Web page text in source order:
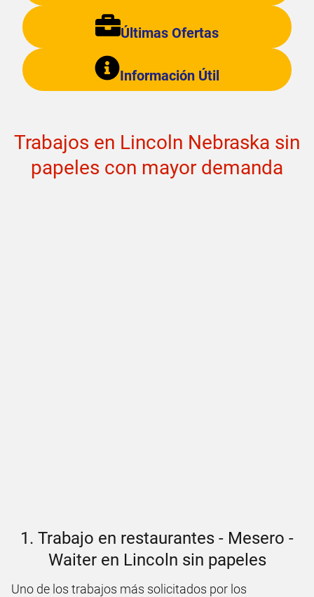
Últimas Ofertas
Información Útil
Trabajos en Lincoln Nebraska sin
papeles con mayor demanda
1. Trabajo en restaurantes - Mesero -
Waiter en Lincoln sin papeles
Uno de los trabajos más solicitados por los